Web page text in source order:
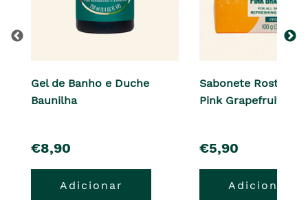
Gel de Banho e Duche
Baunilha
pre�o
€8,90
Adicionar
Sabonete Rosto e
Pink Grapefruit 100
pre�o
€5,90
Adicionar